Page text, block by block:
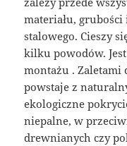
materiału,
stalowego. Cieszy
kilku powodów.
montażu . Zaletami
powstaje z
ekologiczne
niepalne, w
drewnianych czy